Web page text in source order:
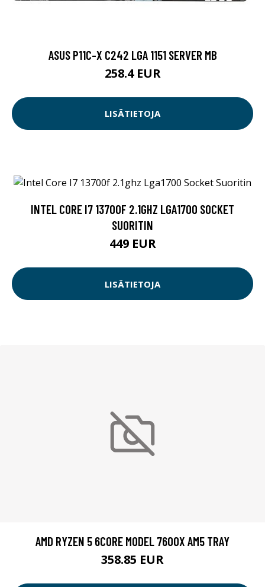
ASUS P11C-X C242 LGA 1151 SERVER MB
258.4 EUR
LISÄTIETOJA
INTEL CORE I7 13700F 2.1GHZ LGA1700 SOCKET
SUORITIN
449 EUR
LISÄTIETOJA
AMD RYZEN 5 6CORE MODEL 7600X AM5 TRAY
358.85 EUR